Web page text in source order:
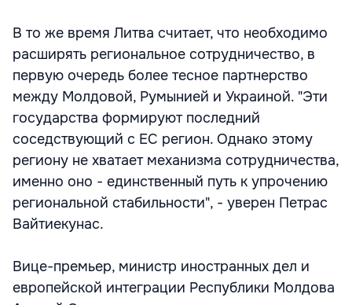
В то же время Литва считает, что необходимо
расширять региональное сотрудничество, в
первую очередь более тесное партнерство
между Молдовой, Румынией и Украиной. "Эти
государства формируют последний
соседствующий с ЕС регион. Однако этому
региону не хватает механизма сотрудничества,
именно оно - единственный путь к упрочению
региональной стабильности", - уверен Петрас
Вайтиекунас.
Вице-премьер, министр иностранных дел и
европейской интеграции Республики Молдова